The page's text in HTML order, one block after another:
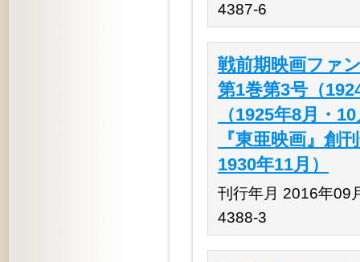
4387-6
戦前期映画フ
第1巻第3号（
（1925年8月・
『東亜映画』創
1930年11月）
刊行年月 2016年09
4388-3